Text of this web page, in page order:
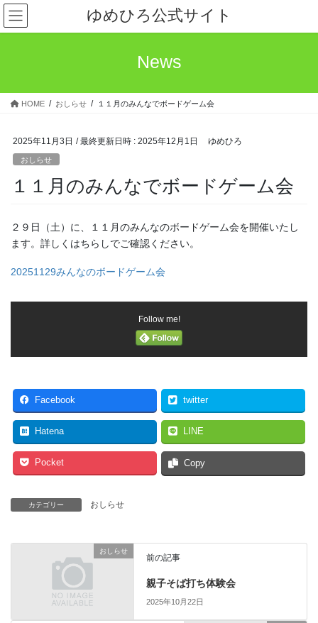
コ
ン
テ
ス
ナ
ビ
ゲ
ン
ゆめひろ公式サイト
News
HOME おしらせ １１月のみんなでボードゲーム会
2025年11月3日 / 最終更新日時 : 2025年12月1日 ゆめひろ
おしらせ
１１月のみんなでボードゲーム会
２９日（土）に、１１月のみんなのボードゲーム会を開催いたし
ます。詳しくはちらしでご確認ください。
20251129みんなのボードゲーム会
Follow me!
Facebook twitter
Hatena LINE
Pocket Copy
カテゴリー おしらせ
おしらせ
前の記事
親子そば打ち体験会
2025年10月22日